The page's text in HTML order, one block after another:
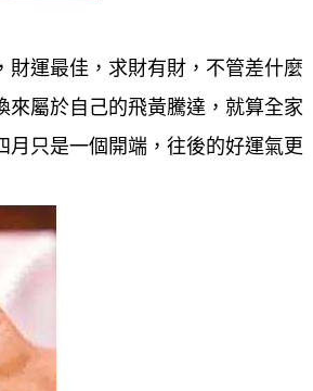
運最佳，求財有財，不管差什麼
屬於自己的飛黃騰達，就算全家
只是一個開端，往後的好運氣更